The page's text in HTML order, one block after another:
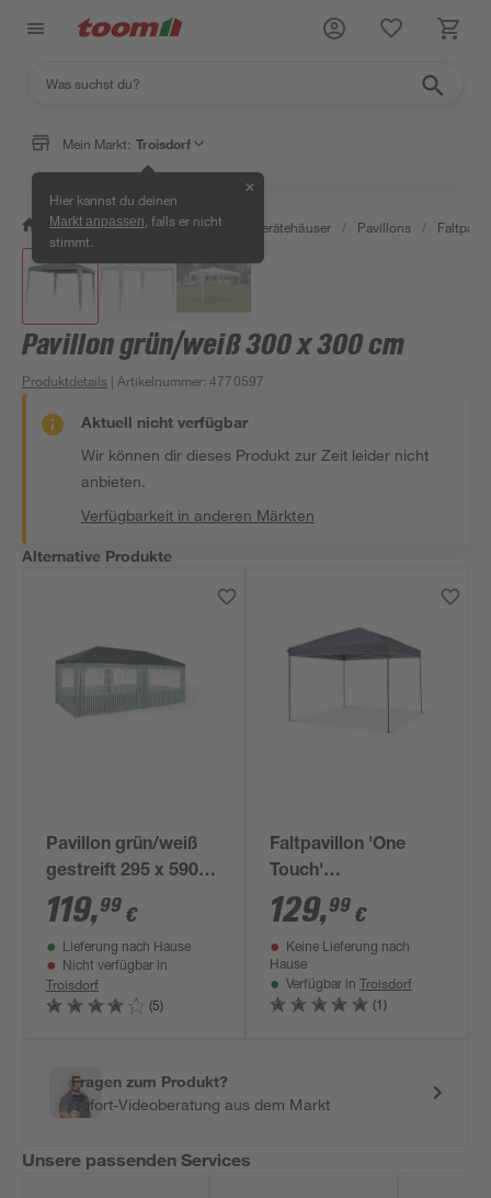
Mein Markt: Troisdorf
Hier kannst du deinen
Markt anpassen , falls er nicht
stimmt.
✕
/ Garten & Freizeit / Garten- & Gerätehäuser / Pavillons /
Pavillon grün/weiß 300 x 300 cm
Produktdetails | Artikelnummer:4770597
Aktuell nicht verfügbar
Wir können dir dieses Produkt zur Zeit leider nicht
anbieten.
Verfügbarkeit in anderen Märkten
Alternative Produkte
Pavillon grün/weiß
gestreift 295 x 590
cm
119,99 €
Lieferung nach Hause
Nicht verfügbar in
Troisdorf
(5)
Faltpavillon 'One
Touch'
anthrazitfarben 300 x
240 x 300
129,99 €
Keine Lieferung nach
Hause
Verfügbar in Troisdorf
(1)
Fragen zum Produkt?
Sofort-Videoberatung aus dem Markt
Unsere passenden Services